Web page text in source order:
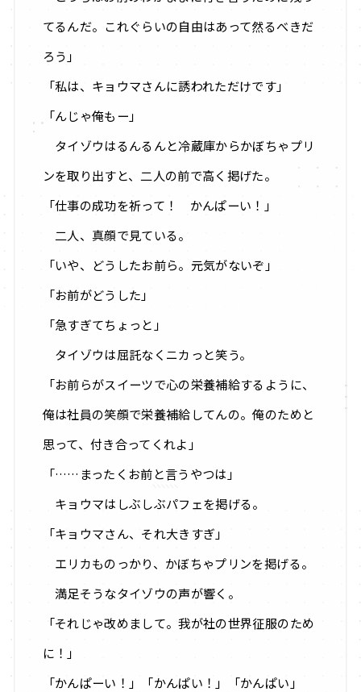
てるんだ。これぐらいの自由はあって然るべきだ
ろう」
「私は、キョウマさんに誘われただけです」
「んじゃ俺もー」
タイゾウはるんるんと冷蔵庫からかぼちゃプリ
ンを取り出すと、二人の前で高く掲げた。
「仕事の成功を祈って！ かんぱーい！」
二人、真顔で見ている。
「いや、どうしたお前ら。元気がないぞ」
「お前がどうした」
「急すぎてちょっと」
タイゾウは屈託なくニカっと笑う。
「お前らがスイーツで心の栄養補給するように、
俺は社員の笑顔で栄養補給してんの。俺のためと
思って、付き合ってくれよ」
「……まったくお前と言うやつは」
キョウマはしぶしぶパフェを掲げる。
「キョウマさん、それ大きすぎ」
エリカものっかり、かぼちゃプリンを掲げる。
満足そうなタイゾウの声が響く。
「それじゃ改めまして。我が社の世界征服のため
に！」
「かんぱーい！」「かんぱい！」「かんぱい」